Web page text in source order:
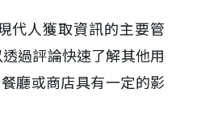
代人獲取資訊的主要管
過評論快速了解其他用
廳或商店具有一定的影